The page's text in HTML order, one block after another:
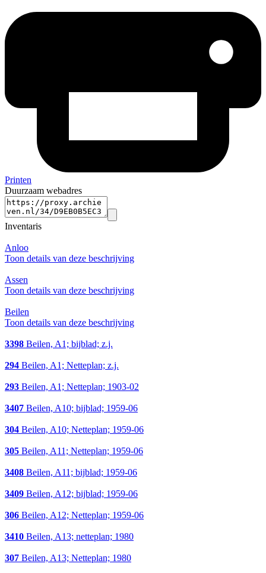
Printen
Duurzaam webadres
Inventaris
Anloo
Toon details van deze beschrijving
Assen
Toon details van deze beschrijving
Beilen
Toon details van deze beschrijving
3398 Beilen, A1; bijblad; z.j.
294 Beilen, A1; Netteplan; z.j.
293 Beilen, A1; Netteplan; 1903-02
3407 Beilen, A10; bijblad; 1959-06
304 Beilen, A10; Netteplan; 1959-06
305 Beilen, A11; Netteplan; 1959-06
3408 Beilen, A11; bijblad; 1959-06
3409 Beilen, A12; bijblad; 1959-06
306 Beilen, A12; Netteplan; 1959-06
3410 Beilen, A13; netteplan; 1980
307 Beilen, A13; Netteplan; 1980